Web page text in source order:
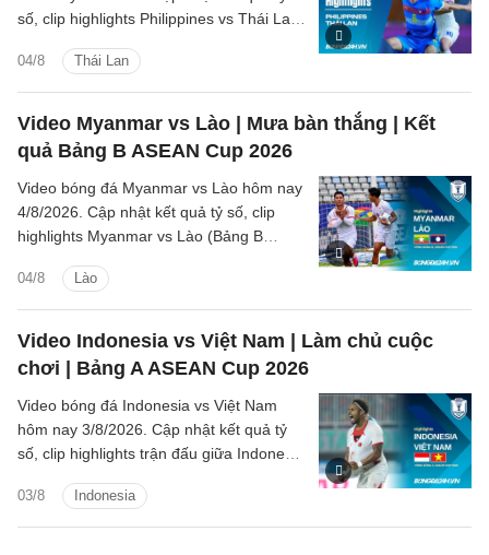
04/8 Thái Lan
số, clip highlights Philippines vs Thái Lan
huống trên sân.
Video Myanmar vs Lào | Mưa bàn thắng | Kết
quả Bảng B ASEAN Cup 2026
04/8 Lào
Video bóng đá Myanmar vs Lào hôm nay
4/8/2026. Cập nhật kết quả tỷ số, clip
highlights Myanmar vs Lào (Bảng B
sân.
Video Indonesia vs Việt Nam | Làm chủ cuộc
chơi | Bảng A ASEAN Cup 2026
03/8 Indonesia
Video bóng đá Indonesia vs Việt Nam
hôm nay 3/8/2026. Cập nhật kết quả tỷ
số, clip highlights trận đấu giữa Indonesia